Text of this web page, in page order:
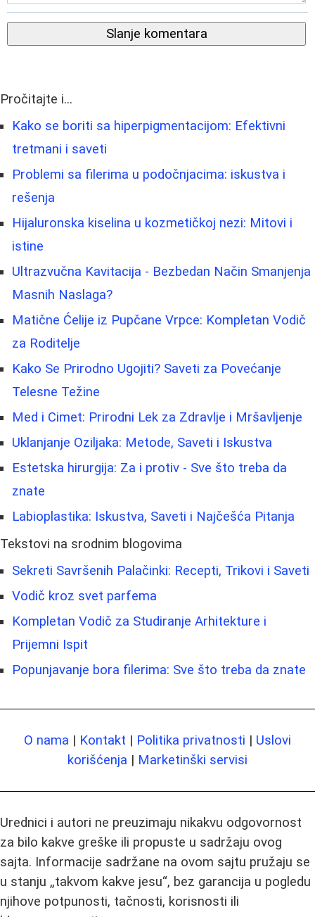
Slanje komentara
Pročitajte i...
Kako se boriti sa hiperpigmentacijom: Efektivni
tretmani i saveti
Problemi sa filerima u podočnjacima: iskustva i
rešenja
Hijaluronska kiselina u kozmetičkoj nezi: Mitovi i
istine
Ultrazvučna Kavitacija - Bezbedan Način Smanjenja
Masnih Naslaga?
Matične Ćelije iz Pupčane Vrpce: Kompletan Vodič
za Roditelje
Kako Se Prirodno Ugojiti? Saveti za Povećanje
Telesne Težine
Med i Cimet: Prirodni Lek za Zdravlje i Mršavljenje
Uklanjanje Oziljaka: Metode, Saveti i Iskustva
Estetska hirurgija: Za i protiv - Sve što treba da
znate
Labioplastika: Iskustva, Saveti i Najčešća Pitanja
Tekstovi na srodnim blogovima
Sekreti Savršenih Palačinki: Recepti, Trikovi i Saveti
Vodič kroz svet parfema
Kompletan Vodič za Studiranje Arhitekture i
Prijemni Ispit
Popunjavanje bora filerima: Sve što treba da znate
O nama | Kontakt | Politika privatnosti | Uslovi
korišćenja | Marketinški servisi
Urednici i autori ne preuzimaju nikakvu odgovornost
za bilo kakve greške ili propuste u sadržaju ovog
sajta. Informacije sadržane na ovom sajtu pružaju se
u stanju „takvom kakve jesu“, bez garancija u pogledu
njihove potpunosti, tačnosti, korisnosti ili